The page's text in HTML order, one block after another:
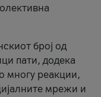
број од
пати, додека
многу реакции,
мрежи и